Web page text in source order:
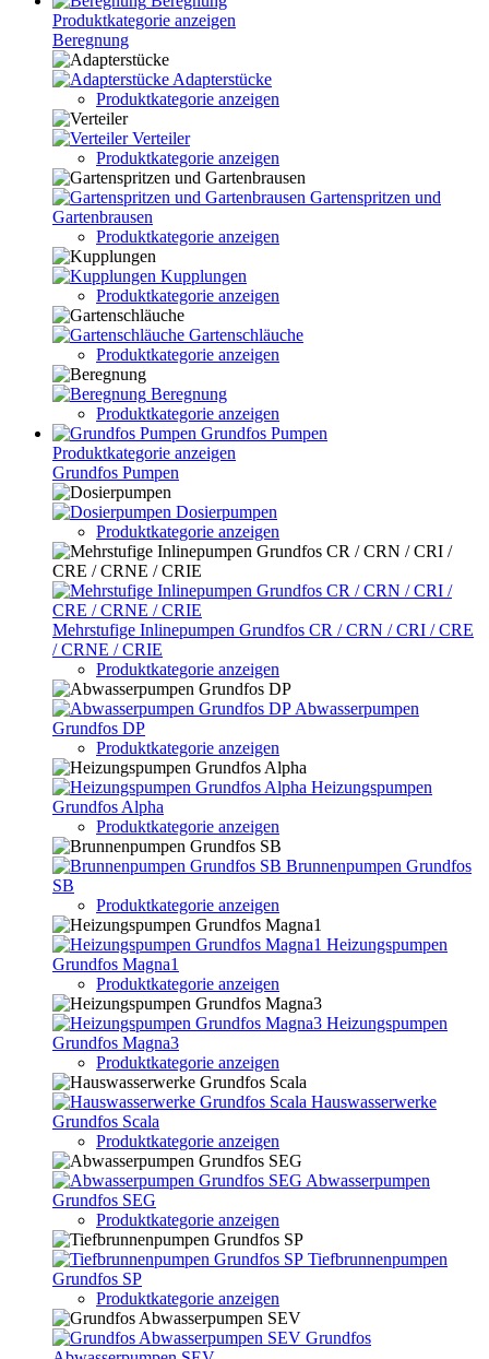
Produktkategorie anzeigen
Beregnung
Adapterstücke
Produktkategorie anzeigen
Verteiler
Produktkategorie anzeigen
Gartenspritzen und
Gartenbrausen
Produktkategorie anzeigen
Kupplungen
Produktkategorie anzeigen
Gartenschläuche
Produktkategorie anzeigen
Beregnung
Produktkategorie anzeigen
Grundfos Pumpen
Produktkategorie anzeigen
Grundfos Pumpen
Dosierpumpen
Produktkategorie anzeigen
Mehrstufige Inlinepumpen Grundfos CR / CRN / CRI / CRE
/ CRNE / CRIE
Produktkategorie anzeigen
Abwasserpumpen
Grundfos DP
Produktkategorie anzeigen
Heizungspumpen
Grundfos Alpha
Produktkategorie anzeigen
Brunnenpumpen Grundfos
SB
Produktkategorie anzeigen
Heizungspumpen
Grundfos Magna1
Produktkategorie anzeigen
Heizungspumpen
Grundfos Magna3
Produktkategorie anzeigen
Hauswasserwerke
Grundfos Scala
Produktkategorie anzeigen
Abwasserpumpen
Grundfos SEG
Produktkategorie anzeigen
Tiefbrunnenpumpen
Grundfos SP
Produktkategorie anzeigen
Grundfos